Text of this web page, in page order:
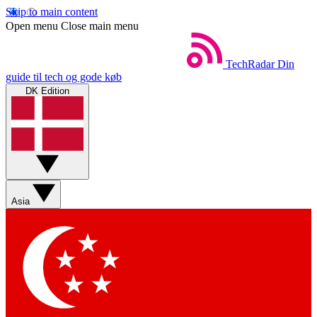
Skip to main content
Open menu Close main menu
TechRadar Din
guide til tech og gode køb
DK Edition
Asia